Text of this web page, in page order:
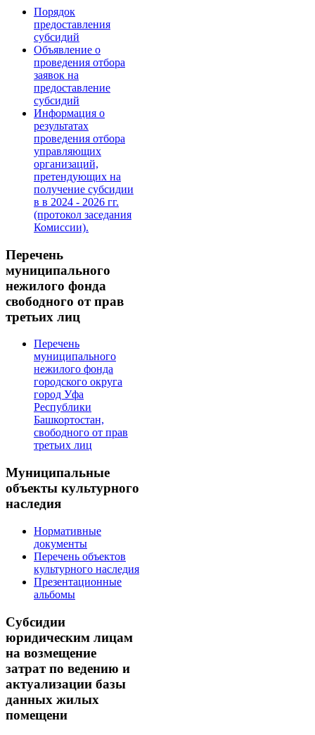
Порядок
предоставления
субсидий
Объявление о
проведения отбора
заявок на
предоставление
субсидий
Информация о
результатах
проведения отбора
управляющих
организаций,
претендующих на
получение субсидии
в в 2024 - 2026 гг.
(протокол заседания
Комиссии).
Перечень
муниципального
нежилого фонда
свободного от прав
третьих лиц
Перечень
муниципального
нежилого фонда
городского округа
город Уфа
Республики
Башкортостан,
свободного от прав
третьих лиц
Муниципальные
объекты культурного
наследия
Нормативные
документы
Перечень объектов
культурного наследия
Презентационные
альбомы
Субсидии
юридическим лицам
на возмещение
затрат по ведению и
актуализации базы
данных жилых
помещени